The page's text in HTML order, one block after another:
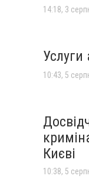
14:18, 3
Услуги
10:43, 5
Києві
10:38, 5